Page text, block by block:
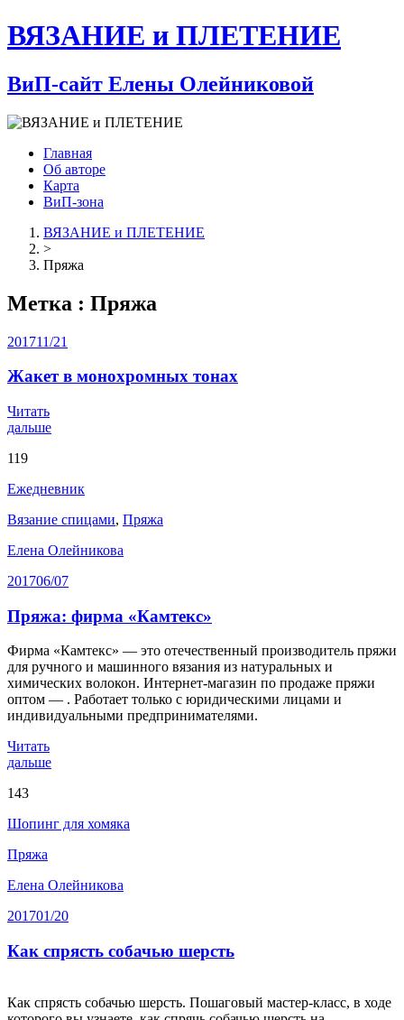
ВЯЗАНИЕ и ПЛЕТЕНИЕ
ВиП-сайт Елены Олейниковой
Главная
Об авторе
Карта
ВиП-зона
ВЯЗАНИЕ и ПЛЕТЕНИЕ
>
Пряжа
Метка : Пряжа
201711/21
Жакет в монохромных тонах
Читать
дальше
119
Ежедневник
Вязание спицами, Пряжа
Елена Олейникова
201706/07
Пряжа: фирма «Камтекс»
Фирма «Камтекс» — это отечественный производитель пряжи
для ручного и машинного вязания из натуральных и
химических волокон. Интернет-магазин по продаже пряжи
оптом — . Работает только с юридическими лицами и
индивидуальными предпринимателями.
Читать
дальше
143
Шопинг для хомяка
Пряжа
Елена Олейникова
201701/20
Как спрясть собачью шерсть
Как спрясть собачью шерсть. Пошаговый мастер-класс, в ходе